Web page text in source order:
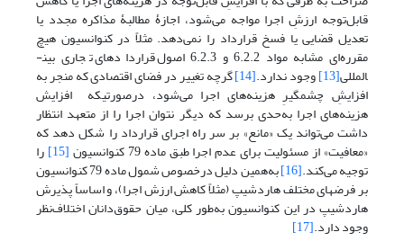
قابل‌توجه ارزشِ اجرا مواجه می‌شود، اجازۀ مطالبۀ مذاکره مجدد یا
تعدیل قضایی یا فسخ قرارداد را نمی‌دهد. مثلاً در کنوانسیون هیچ
مقرره‌ای مشابه مواد 6.2.2 و 6.2.3 اصول قراردادهای تجاری بین­
المللی[13] وجود ندارد.[14] گرچه تغییر در فضای اقتصادی که منجر به
افزایشِ چشمگیرِ هزینه‌های اجرا می‌شود، درصورتی­که افزایش
هزینه‌های اجرا به‌حدی برسد که دیگر نتوان اجرا را از متعهد انتظار
داشت می‌تواند یک «مانع» بر سر راه اجرای قرارداد را شکل دهد که
«معافیت» از مسئولیت برای عدم اجرا طبق ماده 79 کنوانسیون [15] را
توجیه می‌کند.[16] به‌همین دلیل درخصوص شمول ماده 79 کنوانسیون
بر فرضهای مختلف هاردشیپ (مثلاً کاهش ارزش اجرا)، و اساساً پذیرش
هاردشیپ در این کنوانسیون به‌طور کلی، میان حقوق‌دانان اختلاف‌نظر
وجود دارد.[17]